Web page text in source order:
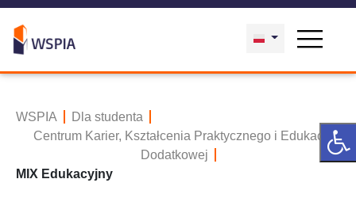
WSPIA
Dla studenta
Centrum Karier, Kształcenia Praktycznego i Edukacji
Dodatkowej
MIX Edukacyjny